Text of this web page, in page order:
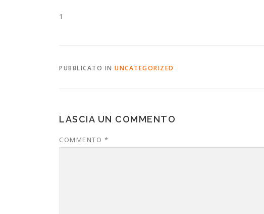
1
PUBBLICATO IN UNCATEGORIZED
LASCIA UN COMMENTO
COMMENTO *